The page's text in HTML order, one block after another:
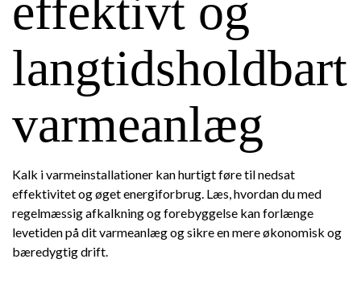
effektivt og
langtidsholdbart
varmeanlæg
Kalk i varmeinstallationer kan hurtigt føre til nedsat
effektivitet og øget energiforbrug. Læs, hvordan du med
regelmæssig afkalkning og forebyggelse kan forlænge
levetiden på dit varmeanlæg og sikre en mere økonomisk og
bæredygtig drift.